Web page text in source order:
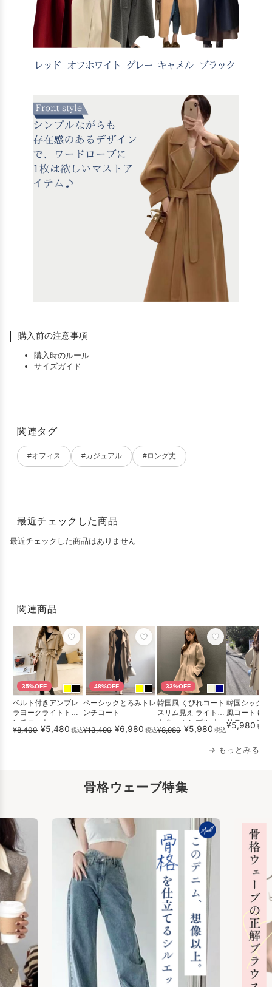
購入前の注意事項
購入時のルール
サイズガイド
関連タグ
#オフィス #カジュアル #ロング丈
最近チェックした商品
最近チェックした商品はありません
関連商品
35%OFF
ベルト付きアンブレ
ラヨークライトトレ
ンチコート
¥8,400 ¥5,480 税込
48%OFF
ベーシックとろみトレ
ンチコート
¥13,490 ¥6,980 税込
33%OFF
韓国風 くびれコート
スリム見え ライトア
ウター シンプル 大
人...
¥8,980 ¥5,980 税込
韓国シック
風コート ゆ
リティッシュ
¥5,980 税込
→ もっとみる
骨格ウェーブ特集